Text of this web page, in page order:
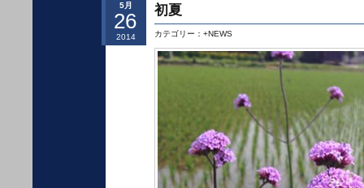
5月
26
2014
初夏
カテゴリー： +NEWS